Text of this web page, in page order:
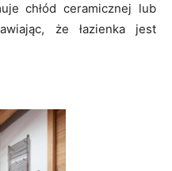
chłód ceramicznej lub
że łazienka jest